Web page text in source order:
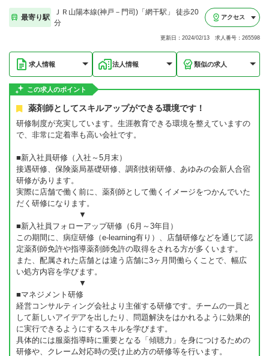
最寄り駅
ＪＲ山陽本線(神戸－門司)「網干駅」 徒歩20
分
アクセス
更新日：2024/02/13 求人番号：265598
求人情報 法人情報 類似の求人
この求人のポイント
薬剤師としてスキルアップができる環境です！
研修制度が充実しています。生涯教育できる環境を整えていますの
で、非常に定着率も高い会社です。
■新入社員研修（入社～5月末）
接遇研修、保険薬局基礎研修、調剤技術研修、あゆみの会新人合宿
研修があります。
実際に店舗で働く前に、薬剤師として働くイメージをつかんでいた
だく研修になります。
▼
■新入社員フォローアップ研修（6月～3年目）
この期間に、病症研修（e-learning有り）、店舗研修などを通じて認
定薬剤師免許や指導薬剤師免許の取得をされる方が多くいます。
また、配属された店舗とは違う店舗に3ヶ月間働らくことで、幅広
い処方内容を学びます。
▼
■マネジメント研修
経営コンサルティング会社より主催する研修です。チームの一員と
して新しいアイデアを出したり、問題解決をはかれるように効果的
に実行できるようにするスキルを学びます。
具体的には服薬指導時に重要となる「傾聴力」を身につけるための
研修や、クレーム対応時の受け止め方の研修等を行います。